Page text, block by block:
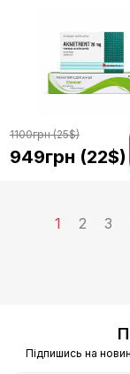
1100грн (25$)
949грн (22$)
1 2 3
Підпишись на